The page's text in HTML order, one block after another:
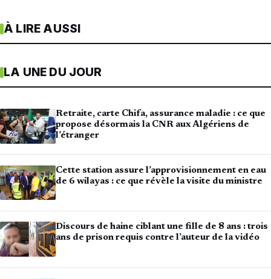
À LIRE AUSSI
LA UNE DU JOUR
Retraite, carte Chifa, assurance maladie : ce que
propose désormais la CNR aux Algériens de
l’étranger
Cette station assure l’approvisionnement en eau
de 6 wilayas : ce que révèle la visite du ministre
Discours de haine ciblant une fille de 8 ans : trois
ans de prison requis contre l’auteur de la vidéo